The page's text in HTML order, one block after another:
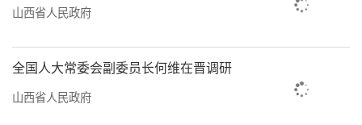
山西省人民政府
全国人大常委会副委员长何维在晋调研
山西省人民政府